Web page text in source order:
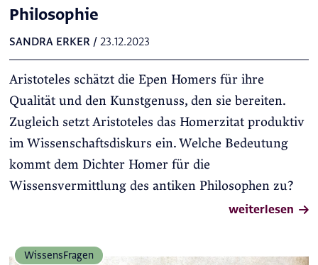
Philosophie
SANDRA ERKER/ 23.12.2023
Aristoteles schätzt die Epen Homers für ihre
Qualität und den Kunstgenuss, den sie bereiten.
Zugleich setzt Aristoteles das Homerzitat produktiv
im Wissenschaftsdiskurs ein. Welche Bedeutung
kommt dem Dichter Homer für die
Wissensvermittlung des antiken Philosophen zu?
weiterlesen
Wissens­Fragen